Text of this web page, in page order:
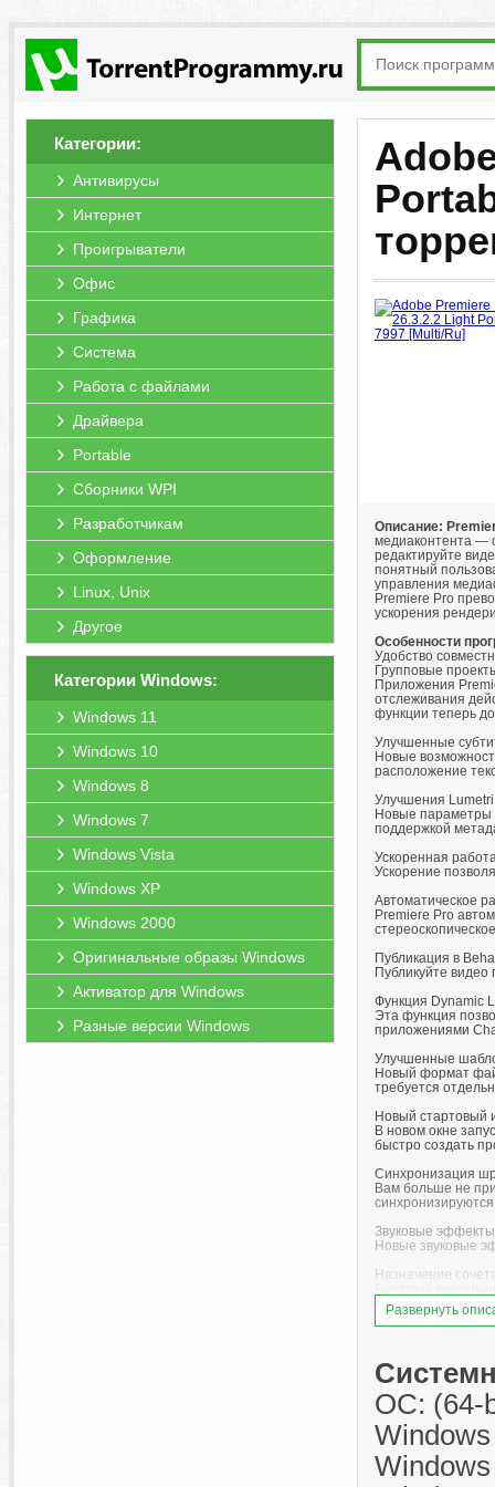
Категории:
Антивирусы
Интернет
Проигрыватели
Офис
Графика
Система
Работа с файлами
Драйвера
Portable
Сборники WPI
Разработчикам
Оформление
Linux, Unix
Другое
Категории Windows:
Windows 11
Windows 10
Windows 8
Windows 7
Windows Vista
Windows XP
Windows 2000
Оригинальные образы Windows
Активатор для Windows
Разные версии Windows
Описание:
медиаконтента —
редактируйте
понятный
управления
Premiere Pro
ускорения
Особенности
Удобство
Групповые
Приложения
отслеживания
функции теперь
Улучшенные
Новые
расположение
Улучшения
Новые параметры
поддержкой
Ускоренная
Ускорение
Автоматическое
Premiere Pro
Публикация в
Публикуйте
Функция Dynamic
Эта функция
приложениями
Улучшенные
Новый формат
требуется
Новый стартовый
В новом окне
быстро создать
Синхронизация
Вам больше не
Звуковые
Новые звуковые
Назначение
Упрощенное
Улучшенная
Благодаря
Импорт
Premiere Pro
Особенности
Портативная
Развернуть
ОС: (64-